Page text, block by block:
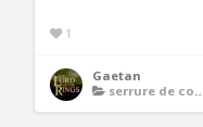
1
Gaetan
serrure de coffre de toit